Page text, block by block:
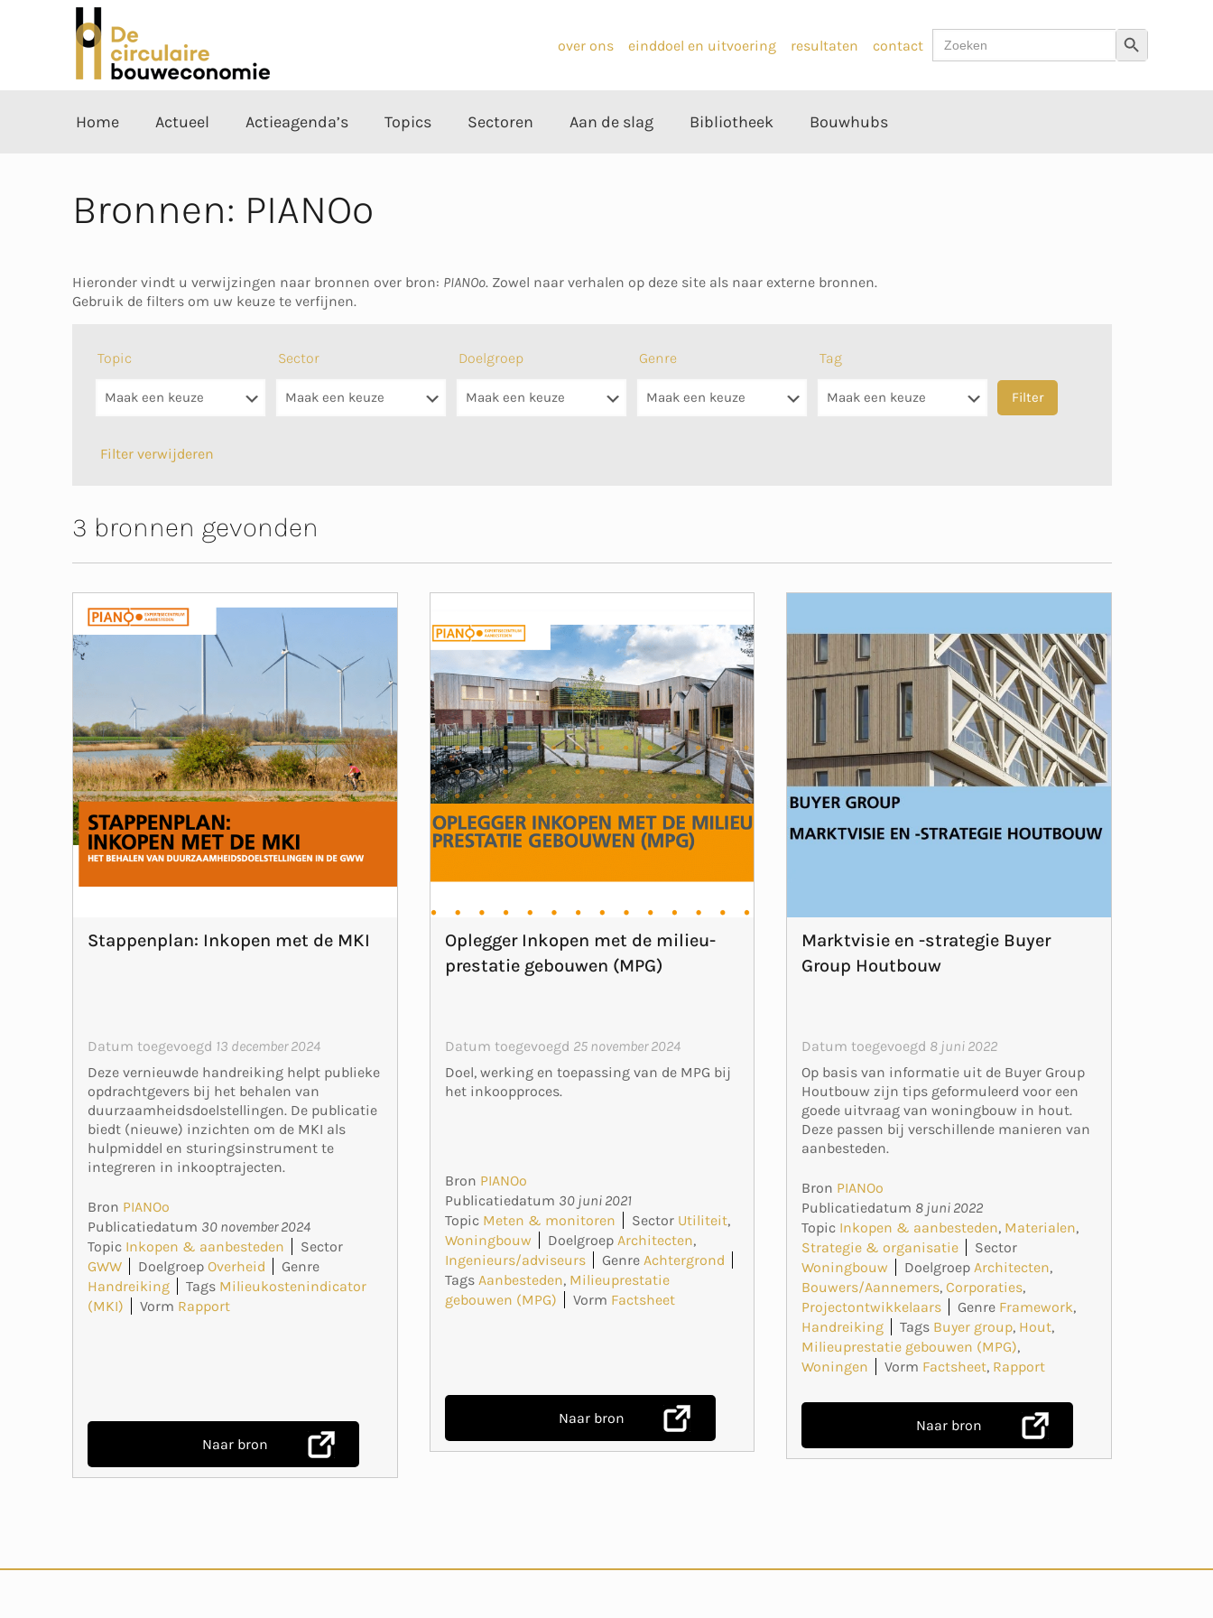
over ons einddoel en uitvoering resultaten contact
Zoek
naar:
Zoekknop
Home Actueel Actieagenda’s Topics Sectoren Aan de slag Bibliotheek Bouwhubs
Bronnen: PIANOo
Hieronder vindt u verwijzingen naar bronnen over bron: PIANOo. Zowel naar verhalen op deze site als naar externe bronnen.
Gebruik de filters om uw keuze te verfijnen.
Topic Sector Doelgroep Genre Tag
Filter verwijderen
3 bronnen gevonden
Stappenplan: Inkopen met de MKI
Datum toegevoegd 13 december 2024
Deze vernieuwde handreiking helpt publieke
opdrachtgevers bij het behalen van
duurzaamheidsdoelstellingen. De publicatie
biedt (nieuwe) inzichten om de MKI als
hulpmiddel en sturingsinstrument te
integreren in inkooptrajecten.
Bron PIANOo
Publicatiedatum 30 november 2024
Topic Inkopen & aanbesteden
Sector
GWW
Doelgroep Overheid
Genre
Handreiking
Tags Milieukostenindicator
(MKI)
Vorm Rapport
Naar bron
Oplegger Inkopen met de milieu­
prestatie gebouwen (MPG)
Datum toegevoegd 25 november 2024
Doel, werking en toepassing van de MPG bij
het inkoopproces.
Bron PIANOo
Publicatiedatum 30 juni 2021
Topic Meten & monitoren Sector Utiliteit,
Woningbouw
Doelgroep Architecten,
Ingenieurs/adviseurs
Genre Achtergrond
Tags Aanbesteden, Milieuprestatie
gebouwen (MPG)
Vorm Factsheet
Naar bron
Marktvisie en -strategie Buyer
Group Houtbouw
Datum toegevoegd 8 juni 2022
Op basis van informatie uit de Buyer Group
Houtbouw zijn tips geformuleerd voor een
goede uitvraag van woningbouw in hout.
Deze passen bij verschillende manieren van
aanbesteden.
Bron PIANOo
Publicatiedatum 8 juni 2022
Topic Inkopen & aanbesteden, Materialen,
Strategie & organisatie
Sector
Woningbouw
Doelgroep Architecten,
Bouwers/Aannemers,Corporaties,
Projectontwikkelaars
Genre Framework,
Handreiking
Tags Buyer group, Hout,
Milieuprestatie gebouwen (MPG),
Woningen
Vorm Factsheet, Rapport
Naar bron